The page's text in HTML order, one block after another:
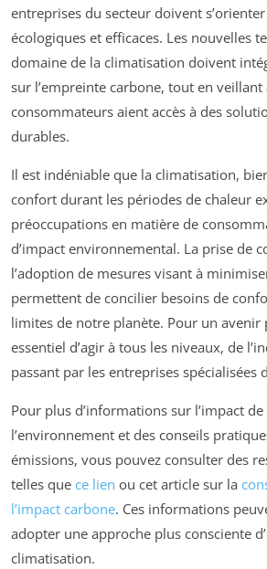
entreprises du secteur doivent
écologiques et efficaces. Les nouvelles
domaine de la climatisation doivent
sur l’empreinte carbone, tout en veillant
consommateurs aient accès à des
durables.
Il est indéniable que la climatisation,
confort durant les périodes de chaleur
préoccupations en matière de
d’impact environnemental. La prise de
l’adoption de mesures visant à
permettent de concilier besoins de
limites de notre planète. Pour un avenir
essentiel d’agir à tous les niveaux, de
passant par les entreprises spécialisées
Pour plus d’informations sur l’impact
l’environnement et des conseils
émissions, vous pouvez consulter des
telles que ce lien ou cet article sur la
l’impact carbone. Ces informations
adopter une approche plus consciente
climatisation.